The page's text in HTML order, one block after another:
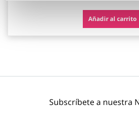
Añadir al carrito
Subscríbete a nuestra